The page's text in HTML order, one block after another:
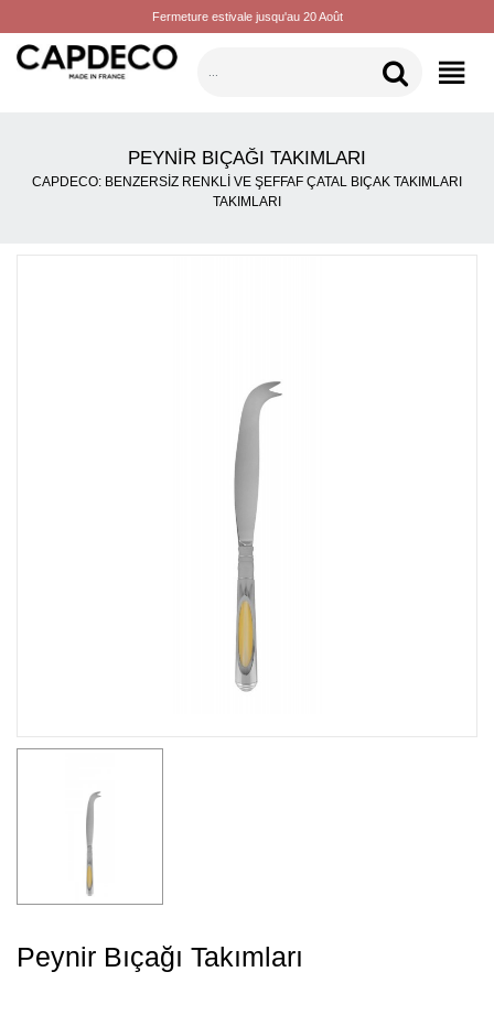
Fermeture estivale jusqu'au 20 Août
KATEGORILER
PEYNIR BIÇAĞI TAKIMLARI
CAPDECO: BENZERSIZ RENKLI VE ŞEFFAF ÇATAL BIÇAK TAKIMLARI
TAKIMLARI
Peynir Bıçağı Takımları